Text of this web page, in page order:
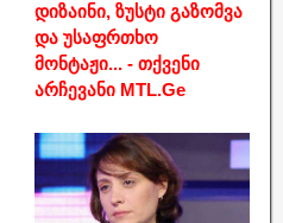
დიზაინი, ზუსტი გაზომვა
და უსაფრთხო
მონტაჟი... - თქვენი
არჩევანი MTL.Ge